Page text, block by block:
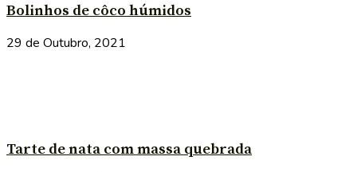
Bolinhos de côco húmidos
29 de Outubro, 2021
Tarte de nata com massa quebrada